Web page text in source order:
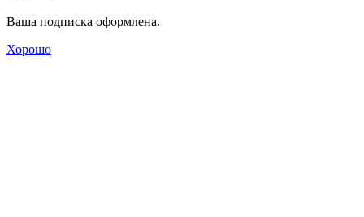
Ваша подписка оформлена.
Хорошо